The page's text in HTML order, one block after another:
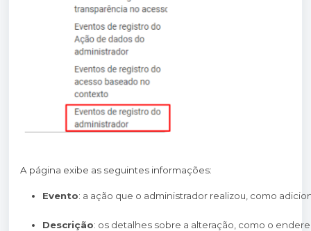
A página exibe as seguintes informações:
Evento: a ação que o administrador realizou, como
Descrição: os detalhes sobre a alteração, como o